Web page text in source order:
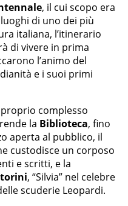
, il cui scopo era
di uno dei più
italiana, l’itinerario
di vivere in prima
l’animo del
e i suoi primi
complesso
la Biblioteca, fino
aperta al pubblico, il
custodisce un corposo
e scritti, e la
, “Silvia” nel celebre
scuderie Leopardi.